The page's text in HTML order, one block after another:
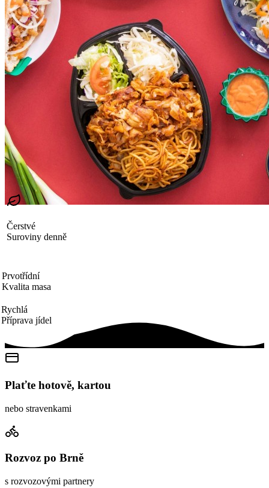
Čerstvé
Suroviny denně
Prvotřídní
Kvalita masa
Rychlá
Příprava jídel
Plaťte hotově, kartou
nebo stravenkami
Rozvoz po Brně
s rozvozovými partnery